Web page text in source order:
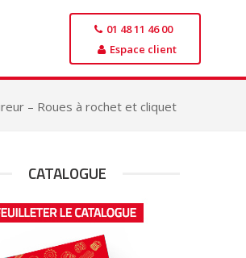
01 48 11 46 00
Espace client
– Roues à rochet et cliquet
CATALOGUE